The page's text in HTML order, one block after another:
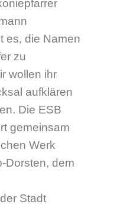
9:00-12:30
geschl.
geschl.
9:00-12:30
zur
leider ab
mehr
9:00-12:30